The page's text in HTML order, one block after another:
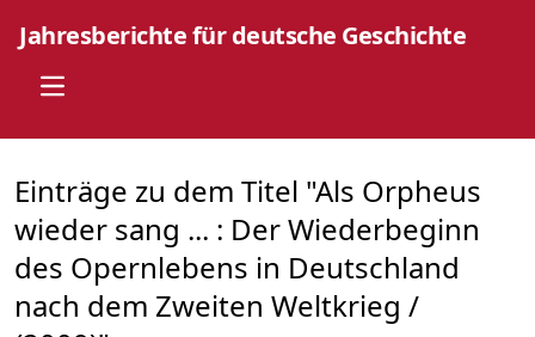
Jahresberichte für deutsche Geschichte
Open main menu
Einträge zu dem Titel "Als Orpheus
wieder sang ... : Der Wiederbeginn
des Opernlebens in Deutschland
nach dem Zweiten Weltkrieg /